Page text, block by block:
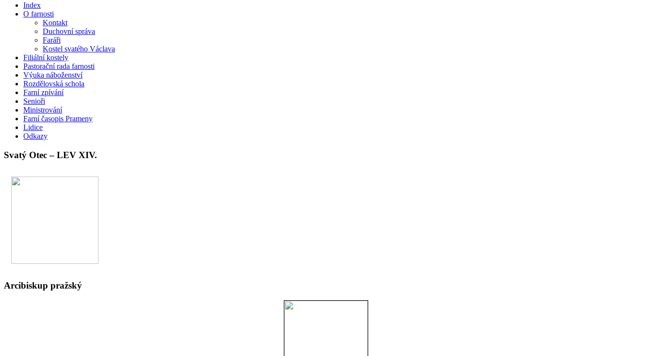
Index
O farnosti
Kontakt
Duchovní správa
Faráři
Kostel svatého Václava
Filiální kostely
Pastorační rada farnosti
Výuka náboženství
Rozdělovská schola
Farní zpívání
Senioři
Ministrování
Farní časopis Prameny
Lidice
Odkazy
Svatý Otec – LEV XIV.
Arcibiskup pražský